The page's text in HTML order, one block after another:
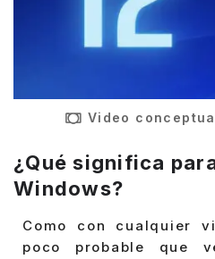
Video
¿Qué significa
Windows?
Como con cualquier
poco probable que